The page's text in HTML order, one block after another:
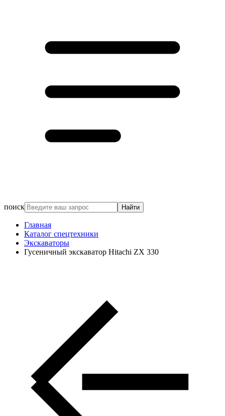
поиск
Главная
Каталог спецтехники
Экскаваторы
Гусеничный экскаватор Hitachi ZX 330